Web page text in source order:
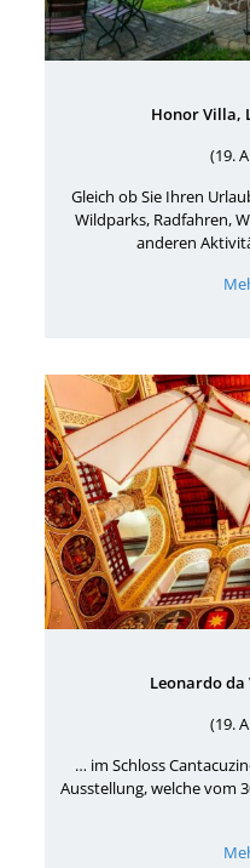
Honor Villa,
(19.
Gleich ob Sie Ihren
Wildparks, Radfahren,
anderen
Leonardo
(19.
… im Schloss
Ausstellung, welche vom